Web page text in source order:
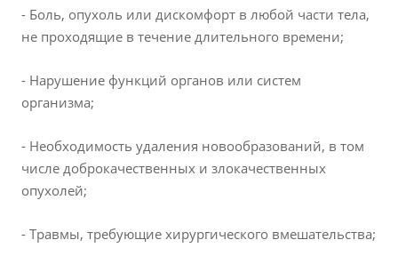
- Боль, опухоль или дискомфорт в любой части тела,
не проходящие в течение длительного времени;
- Нарушение функций органов или систем
организма;
- Необходимость удаления новообразований, в том
числе доброкачественных и злокачественных
опухолей;
- Травмы, требующие хирургического вмешательства;